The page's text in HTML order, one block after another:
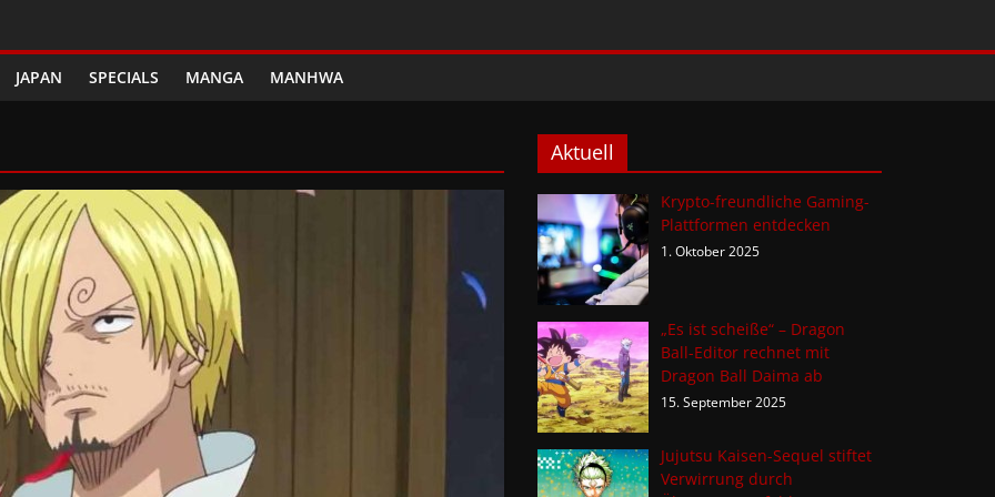
JAPAN SPECIALS MANGA MANHWA
Aktuell
Krypto-freundliche Gaming-
Plattformen entdecken
1. Oktober 2025
„Es ist scheiße“ – Dragon
Ball-Editor rechnet mit
Dragon Ball Daima ab
15. September 2025
Jujutsu Kaisen-Sequel stiftet
Verwirrung durch